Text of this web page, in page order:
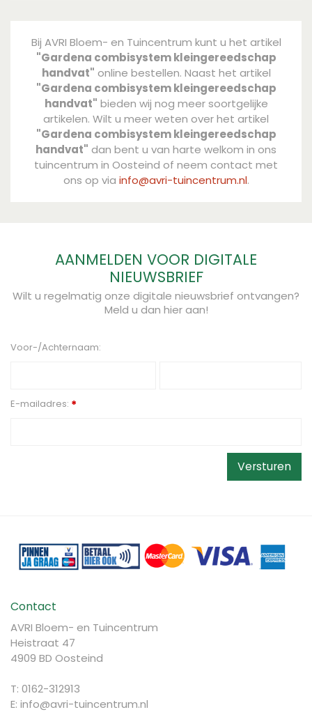
Bij AVRI Bloem- en Tuincentrum kunt u het artikel
"Gardena combisystem kleingereedschap
handvat" online bestellen. Naast het artikel
"Gardena combisystem kleingereedschap
handvat" bieden wij nog meer soortgelijke
artikelen. Wilt u meer weten over het artikel
"Gardena combisystem kleingereedschap
handvat" dan bent u van harte welkom in ons
tuincentrum in Oosteind of neem contact met
ons op via info@avri-tuincentrum.nl.
AANMELDEN VOOR DIGITALE
NIEUWSBRIEF
Wilt u regelmatig onze digitale nieuwsbrief ontvangen?
Meld u dan hier aan!
Voor-/Achternaam:
E-mailadres: *
Contact
AVRI Bloem- en Tuincentrum
Heistraat 47
4909 BD Oosteind
T: 0162-312913
E: info@avri-tuincentrum.nl